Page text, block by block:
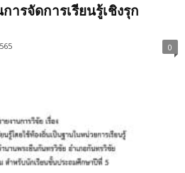
ารจัดการเรียนรู้เชิงรุก
0